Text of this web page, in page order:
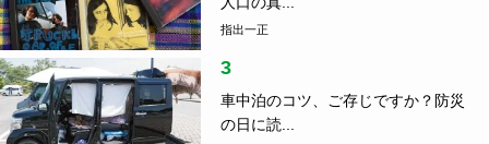
指出一正
3
車中泊のコツ、ご存じですか？防災
の日に読...